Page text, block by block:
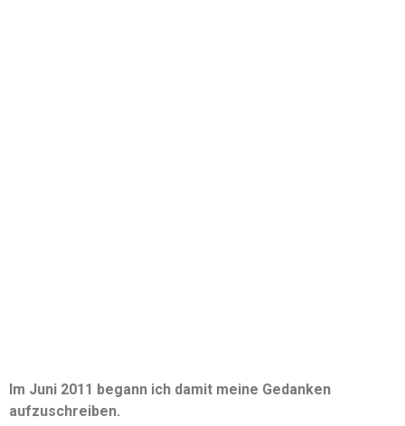
Im Juni 2011 begann ich damit meine Gedanken
aufzuschreiben.